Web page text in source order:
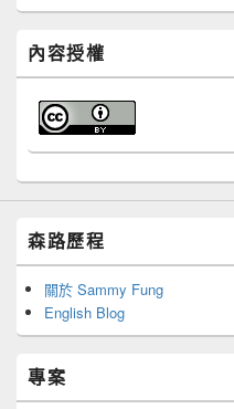
內容授權
森路歷程
關於 Sammy Fung
English Blog
專案